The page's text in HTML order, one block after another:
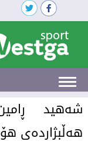
‌شەهید
هەڵبژاردەی